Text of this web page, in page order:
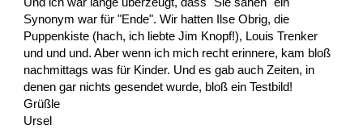
Synonym war für "Ende". Wir hatten Ilse Obrig, die
Puppenkiste (hach, ich liebte Jim Knopf!), Louis Trenker
und und und. Aber wenn ich mich recht erinnere, kam bloß
nachmittags was für Kinder. Und es gab auch Zeiten, in
denen gar nichts gesendet wurde, bloß ein Testbild!
Grüßle
Ursel